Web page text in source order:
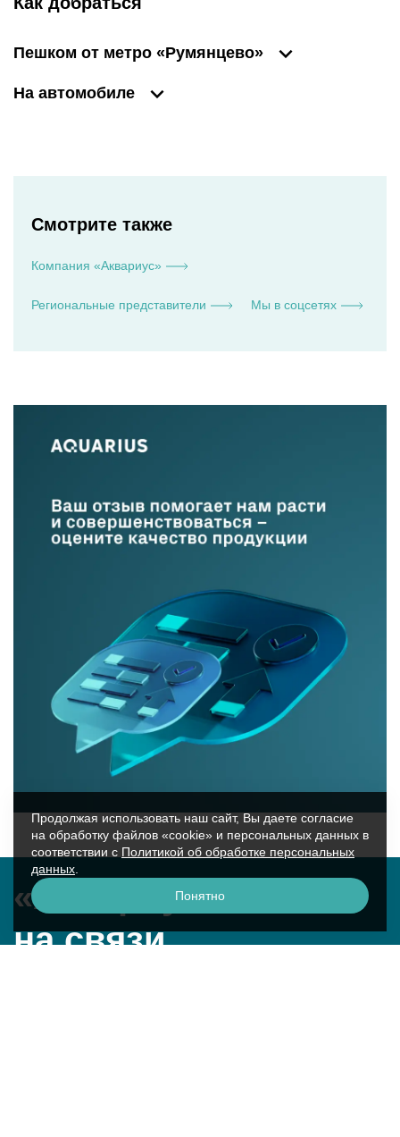
Пешком от метро «Румянцево»
На автомобиле
Смотрите также
Компания «Аквариус»
Региональные представители Мы в соцсетях
«Аквариус»
на связи
Продолжая использовать наш сайт, Вы даете согласие
на обработку файлов «cookie» и персональных данных в
соответствии с Политикой об обработке персональных
данных
Понятно